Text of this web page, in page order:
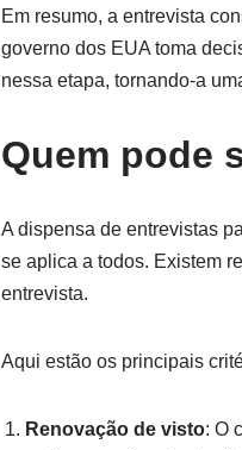
Em resumo, a entrevista
governo dos EUA toma
nessa etapa, tornando-a
Quem pode
A dispensa de entrevistas
se aplica a todos. Existem
entrevista.
Aqui estão os principais
Renovação de visto: O